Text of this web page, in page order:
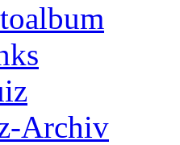
Archiv